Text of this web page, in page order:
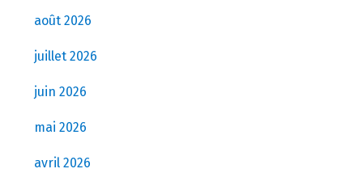
août 2026
juillet 2026
juin 2026
mai 2026
avril 2026